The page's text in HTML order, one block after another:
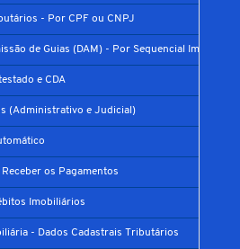
- Por CPF ou CNPJ
de Guias (DAM) - Por Sequencial Imobiliário
e CDA
(Administrativo e Judicial)
os Pagamentos
Imobiliários
- Dados Cadastrais Tributários